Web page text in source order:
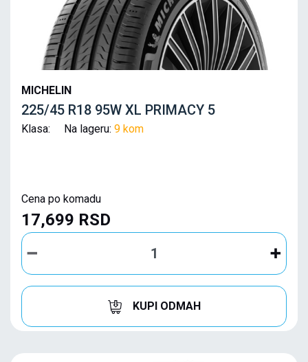
MICHELIN
225/45 R18 95W XL PRIMACY 5
Klasa: Na lageru: 9 kom
Cena po komadu
17,699 RSD
KUPI ODMAH